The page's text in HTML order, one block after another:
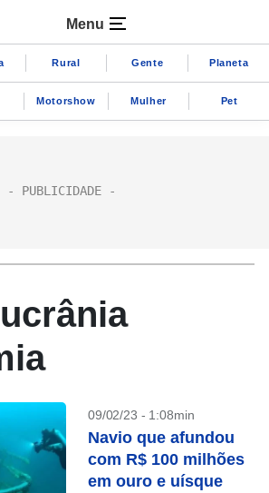
Menu
Rural Gente Planeta
Motorshow Mulher Pet
09/02/23 - 1:08min
Navio que afundou
com R$ 100 milhões
em ouro e uísque